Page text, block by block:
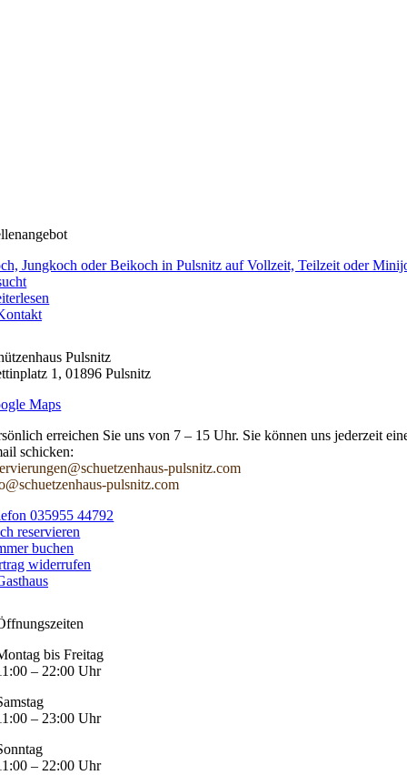
Jungkoch oder Beikoch in Pulsnitz auf Vollzeit, Teilzeit oder
Pulsnitz
1, 01896 Pulsnitz
Maps
erreichen Sie uns von 7 – 15 Uhr. Sie können uns jederzeit
schicken:
pulsnitz.com
pulsnitz.com
035955 44792
reservieren
buchen
widerrufen
bis Freitag
– 22:00 Uhr
– 23:00 Uhr
– 22:00 Uhr